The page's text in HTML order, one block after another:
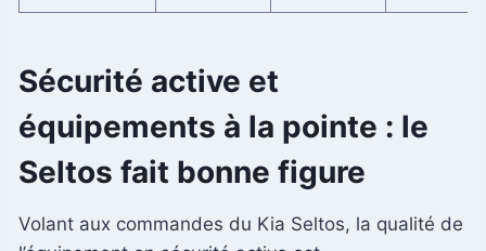
Sécurité active et
équipements à la pointe : le
Seltos fait bonne figure
Volant aux commandes du Kia Seltos, la qualité de